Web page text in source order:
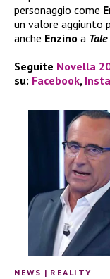
personaggio come
un valore aggiunto
anche Enzino a
Seguite Novella
su: Facebook,
NEWS | REALITY